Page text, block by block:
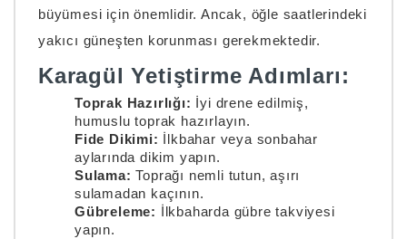
büyümesi için önemlidir. Ancak, öğle saatlerindeki
yakıcı güneşten korunması gerekmektedir.
Karagül Yetiştirme Adımları:
Toprak Hazırlığı: İyi drene edilmiş,
humuslu toprak hazırlayın.
Fide Dikimi: İlkbahar veya sonbahar
aylarında dikim yapın.
Sulama: Toprağı nemli tutun, aşırı
sulamadan kaçının.
Gübreleme: İlkbaharda gübre takviyesi
yapın.